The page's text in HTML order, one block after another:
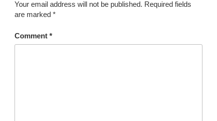
Your email address will not be published. Required fields
are marked *
Comment *